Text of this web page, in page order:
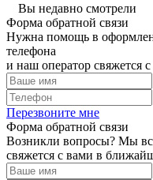
Вы недавно смотрели
Форма обратной связи
Нужна помощь в
телефона
и наш оператор свяжется
Перезвоните мне
Форма обратной связи
Возникли вопросы? Мы
свяжется с вами в